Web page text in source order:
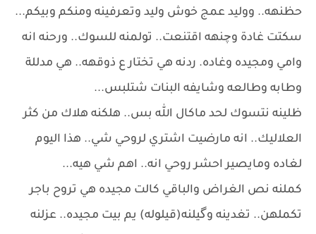
حظنهه.. ووليد عمج خوش وليد وتعرفينه ومنكم وبيكم...
سكتت غادة وچنهه اقتنعت.. تولمنه للسوك.. ورحنه انه
وامي ومجيده وغاده. ردنه هي تختار ع ذوقهه.. هي مدللة
وطابه وطالعه وشايفه البنات شتلبس...
ظلينه نتسوك لحد ماكال الله بس.. هلكنه هلاك من كثر
العلاليك.. انه مارضيت اشتري لروحي شي.. هذا اليوم
لغاده ومايصير احشر روحي انه.. اهم شي هيه...
كملنه نص الغراض والباقي كالت مجيده هي تروح باجر
تكملهن.. تغدينه وگيلنه(قيلوله) يم بيت مجيده.. عزلنه